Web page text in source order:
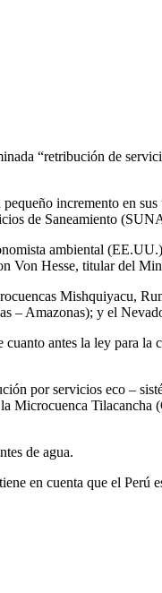
“retribución de
incremento en
de Saneamiento
ambiental
Von Hesse, titular del
Mishquiyacu,
– Amazonas); y el
antes la ley para la
por servicios eco –
Tilacancha
de agua.
en cuenta que el